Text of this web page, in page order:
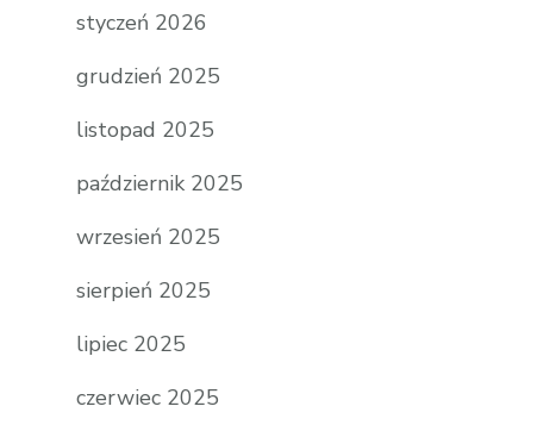
styczeń 2026
grudzień 2025
listopad 2025
październik 2025
wrzesień 2025
sierpień 2025
lipiec 2025
czerwiec 2025